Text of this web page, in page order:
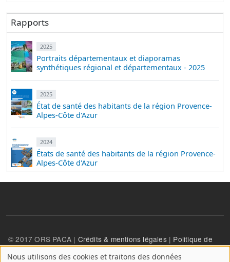
Rapports
2025
Portraits départementaux et diaporamas
synthétiques régional et départementaux - 2025
2025
État de santé des habitants de la région Provence-
Alpes-Côte d'Azur
2024
États de santé des habitants de la région Provence-
Alpes-Côte d'Azur
© 2017 ORS PACA | Crédits & mentions légales| Politique de
confidentialité
Nous utilisons des cookies et traitons des données